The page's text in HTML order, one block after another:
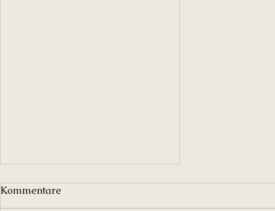
Kommentare